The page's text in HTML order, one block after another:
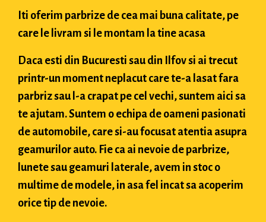
Iti oferim parbrize de cea mai buna calitate, pe
care le livram si le montam la tine acasa
Daca esti din Bucuresti sau din Ilfov si ai trecut
printr-un moment neplacut care te-a lasat fara
parbriz sau l-a crapat pe cel vechi, suntem aici sa
te ajutam. Suntem o echipa de oameni pasionati
de automobile, care si-au focusat atentia asupra
geamurilor auto. Fie ca ai nevoie de parbrize,
lunete sau geamuri laterale, avem in stoc o
multime de modele, in asa fel incat sa acoperim
orice tip de nevoie.